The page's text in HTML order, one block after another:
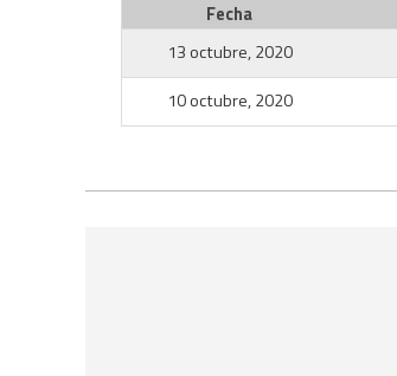
Fecha
13 octubre, 2020
10 octubre, 2020